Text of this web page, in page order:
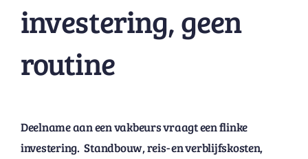
investering, geen
routine
Deelname aan een vakbeurs vraagt een flinke
investering. Standbouw, reis- en verblijfskosten,